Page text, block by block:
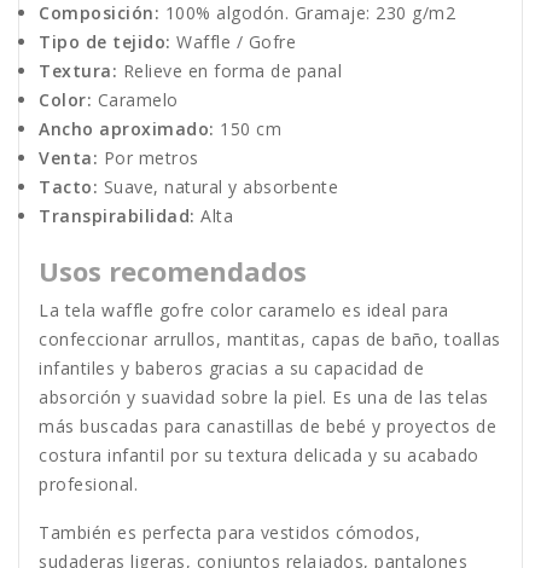
Composición: 100% algodón. Gramaje: 230 g/m2
Tipo de tejido: Waffle / Gofre
Textura: Relieve en forma de panal
Color: Caramelo
Ancho aproximado: 150 cm
Venta: Por metros
Tacto: Suave, natural y absorbente
Transpirabilidad: Alta
Usos recomendados
La tela waffle gofre color caramelo es ideal para
confeccionar arrullos, mantitas, capas de baño, toallas
infantiles y baberos gracias a su capacidad de
absorción y suavidad sobre la piel. Es una de las telas
más buscadas para canastillas de bebé y proyectos de
costura infantil por su textura delicada y su acabado
profesional.
También es perfecta para vestidos cómodos,
sudaderas ligeras, conjuntos relajados, pantalones